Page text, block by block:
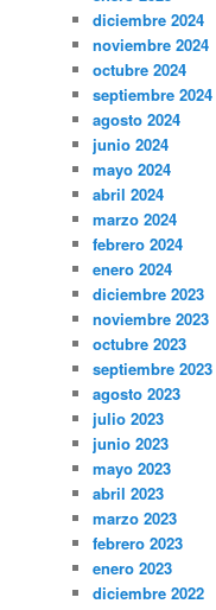
diciembre 2024
noviembre 2024
octubre 2024
septiembre 2024
agosto 2024
junio 2024
mayo 2024
abril 2024
marzo 2024
febrero 2024
enero 2024
diciembre 2023
noviembre 2023
octubre 2023
septiembre 2023
agosto 2023
julio 2023
junio 2023
mayo 2023
abril 2023
marzo 2023
febrero 2023
enero 2023
diciembre 2022